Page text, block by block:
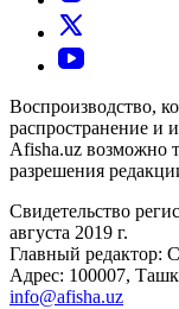
Воспроизводство,
распространение и
Afisha.uz возможно
разрешения
Свидетельство
августа 2019 г.
Главный редактор:
Адрес: 100007,
info@afisha.uz